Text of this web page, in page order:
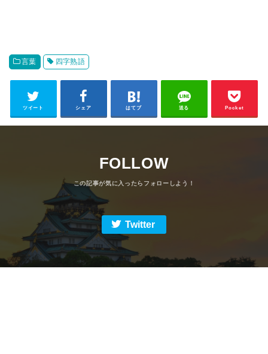
言葉 四字熟語
ツイート シェア はてブ 送る Pocket
FOLLOW
Twitter